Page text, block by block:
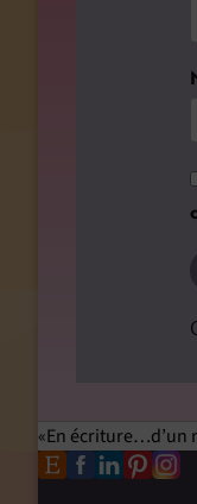
En écriture…d’un